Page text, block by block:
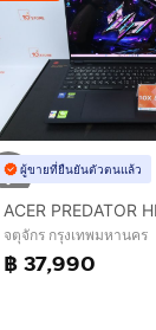
ผู้ขายที่ยืนยันตัวตนแล้ว
จตุจักร กรุงเทพมหานคร
฿ 37,990